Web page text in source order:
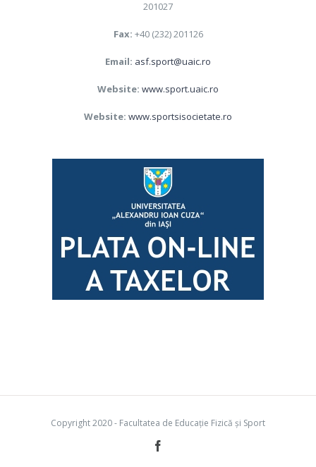
201027
Fax: +40 (232) 201126
Email: asf.sport@uaic.ro
Website: www.sport.uaic.ro
Website: www.sportsisocietate.ro
Copyright 2020 - Facultatea de Educație Fizică și Sport